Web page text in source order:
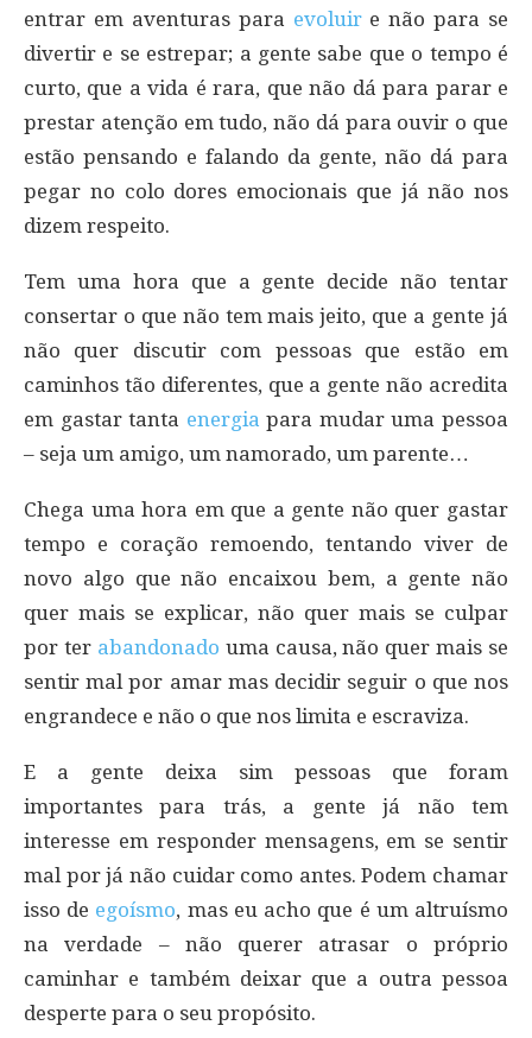
entrar em aventuras para evoluir e não para se
divertir e se estrepar; a gente sabe que o tempo é
curto, que a vida é rara, que não dá para parar e
prestar atenção em tudo, não dá para ouvir o que
estão pensando e falando da gente, não dá para
pegar no colo dores emocionais que já não nos
dizem respeito.
Tem uma hora que a gente decide não tentar
consertar o que não tem mais jeito, que a gente já
não quer discutir com pessoas que estão em
caminhos tão diferentes, que a gente não acredita
em gastar tanta energiapara mudar uma pessoa
– seja um amigo, um namorado, um parente…
Chega uma hora em que a gente não quer gastar
tempo e coração remoendo, tentando viver de
novo algo que não encaixou bem, a gente não
quer mais se explicar, não quer mais se culpar
por ter abandonado uma causa, não quer mais se
sentir mal por amar mas decidir seguir o que nos
engrandece e não o que nos limita e escraviza.
E a gente deixa sim pessoas que foram
importantes para trás, a gente já não tem
interesse em responder mensagens, em se sentir
mal por já não cuidar como antes. Podem chamar
isso de egoísmo, mas eu acho que é um altruísmo
na verdade – não querer atrasar o próprio
caminhar e também deixar que a outra pessoa
desperte para o seu propósito.